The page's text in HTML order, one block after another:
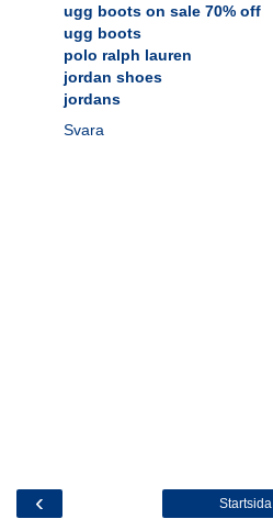
ugg boots on sale 70% off
ugg boots
polo ralph lauren
jordan shoes
jordans
Svara
‹ Startsida